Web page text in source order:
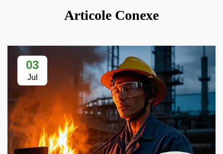
Articole Conexe
03
Jul